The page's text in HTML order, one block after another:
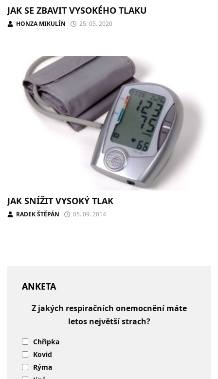
JAK SE ZBAVIT VYSOKÉHO TLAKU
HONZA MIKULÍN 25. 05. 2020
JAK SNÍŽIT VYSOKÝ TLAK
RADEK ŠTĚPÁN 05. 09. 2014
ANKETA
Z jakých respiračních onemocnění máte
letos největší strach?
Chřipka
Kovid
Rýma